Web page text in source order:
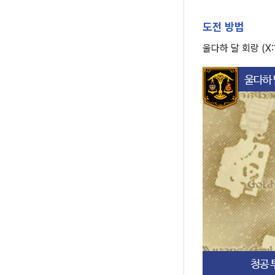
도전 방법
울다하 달 회랑